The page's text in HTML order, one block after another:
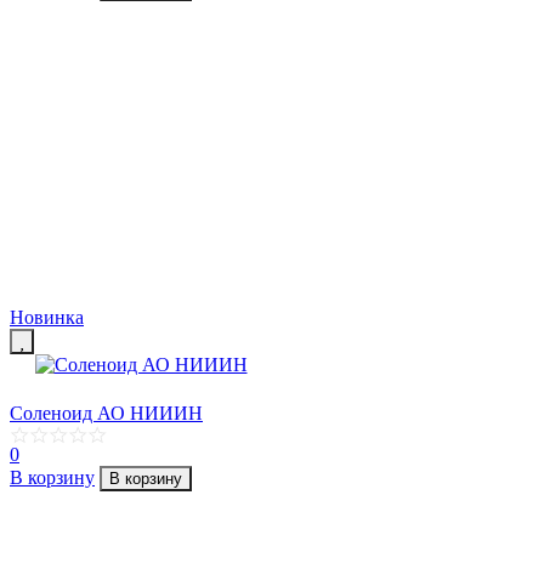
Новинка
Соленоид АО НИИИН
0
В корзину
В корзину